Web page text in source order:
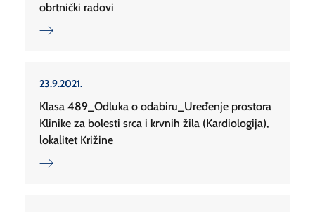
obrtnički radovi
23.9.2021.
Klasa 489_Odluka o odabiru_Uređenje prostora
Klinike za bolesti srca i krvnih žila (Kardiologija),
lokalitet Križine